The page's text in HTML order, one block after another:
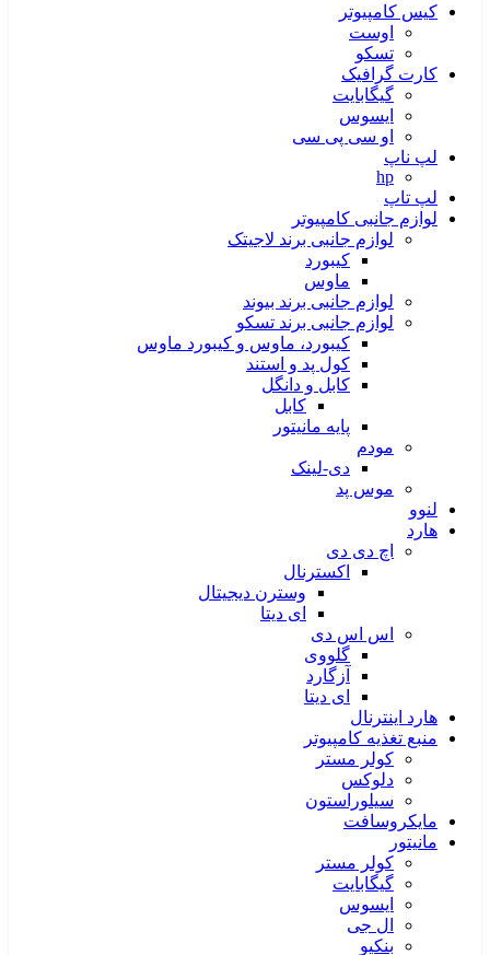
کیس کامپیوتر
اوست
تسکو
کارت گرافیک
گیگابایت
ایسوس
او سی پی سی
لپ ناپ
hp
لپ تاپ
لوازم جانبی کامپیوتر
لوازم جانبی برند لاجیتک
کیبورد
ماوس
لوازم جانبی برند بیوند
لوازم جانبی برند تسکو
کیبورد، ماوس و کیبورد ماوس
کول پد و استند
کابل و دانگل
کابل
پایه مانیتور
مودم
دی-لینک
موس پد
لنوو
هارد
اچ دی دی
اکسترنال
وسترن دیجیتال
ای دیتا
اس اس دی
گلووی
آزگارد
ای دیتا
هارد اینترنال
منبع تغذیه کامپیوتر
کولر مستر
دلوکس
سیلوراستون
مایکروسافت
مانیتور
کولر مستر
گیگابایت
ایسوس
ال جی
بنکیو